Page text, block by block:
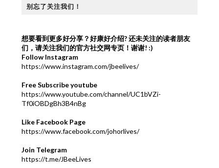
别忘了关注我们！
想要看到更多好分享？好康好介绍?还未关注的读者朋友
们，请关注我们的官方社交网专页！谢谢! :)
Follow Instagram
https://www.instagram.com/jbeelives/
Free Subscribe youtube
https://www.youtube.com/channel/UC1bVZi-
Tf0iOBDgBh3B4nBg
Like Facebook Page
https://www.facebook.com/johorlives/
Join Telegram
https://t.me/JBeeLives